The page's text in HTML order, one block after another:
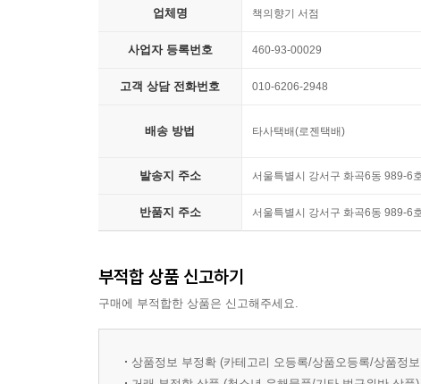
1. 악장과 언해, 한시
5. 한문 소설
9. 민속극과 가면극
실전 문제 04
업체명 책의향기 서점
사업자 등록번호 460-93-00029
고객 상담 전화번호 010-6206-2948
배송 방법 타사택배(로젠택배)
발송지 주소 서울특별시 강서구 화곡6동 989-6
반품지 주소 서울특별시 강서구 화곡6동 989-6
부적합 상품 신고하기
구매에 부적합한 상품은 신고해주세요.
상품정보 부정확 (카테고리 오등록/상품오등록/상품정